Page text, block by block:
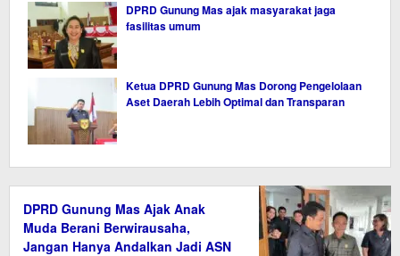
DPRD Gunung Mas ajak masyarakat jaga
fasilitas umum
Ketua DPRD Gunung Mas Dorong Pengelolaan
Aset Daerah Lebih Optimal dan Transparan
DPRD Gunung Mas Ajak Anak
Muda Berani Berwirausaha,
Jangan Hanya Andalkan Jadi ASN